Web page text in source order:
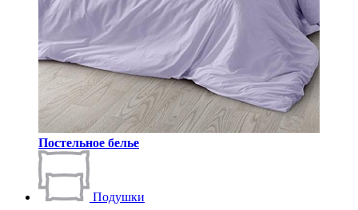
Постельное белье
Подушки